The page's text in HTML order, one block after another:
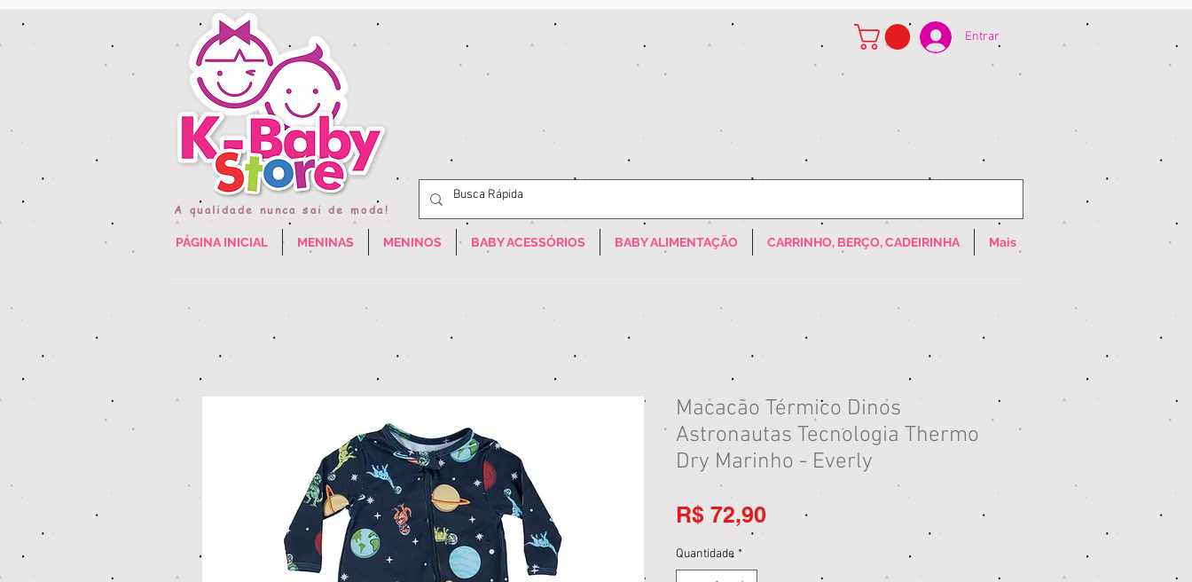
A qualidade nunca sai de moda!
Entrar
PÁGINA INICIAL MENINAS MENINOS BABY ACESSÓRIOS BABY ALIMENTAÇÃO CARRINHO, BERÇO, CADEIRINHA Mais
Macacão Térmico Dinos
Astronautas Tecnologia Thermo
Dry Marinho - Everly
R$ 72,90 Preço
Quantidade *